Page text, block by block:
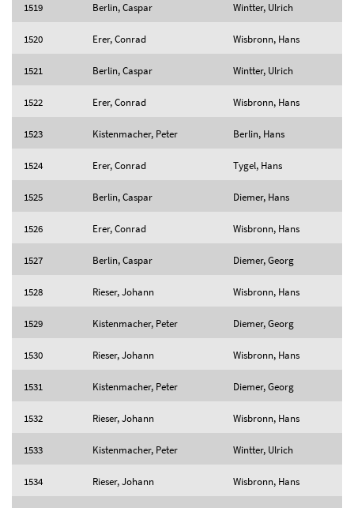
1519 Berlin, Caspar Wintter, Ulrich
1520 Erer, Conrad Wisbronn, Hans
1521 Berlin, Caspar Wintter, Ulrich
1522 Erer, Conrad Wisbronn, Hans
1523 Kistenmacher, Peter Berlin, Hans
1524 Erer, Conrad Tygel, Hans
1525 Berlin, Caspar Diemer, Hans
1526 Erer, Conrad Wisbronn, Hans
1527 Berlin, Caspar Diemer, Georg
1528 Rieser, Johann Wisbronn, Hans
1529 Kistenmacher, Peter Diemer, Georg
1530 Rieser, Johann Wisbronn, Hans
1531 Kistenmacher, Peter Diemer, Georg
1532 Rieser, Johann Wisbronn, Hans
1533 Kistenmacher, Peter Wintter, Ulrich
1534 Rieser, Johann Wisbronn, Hans